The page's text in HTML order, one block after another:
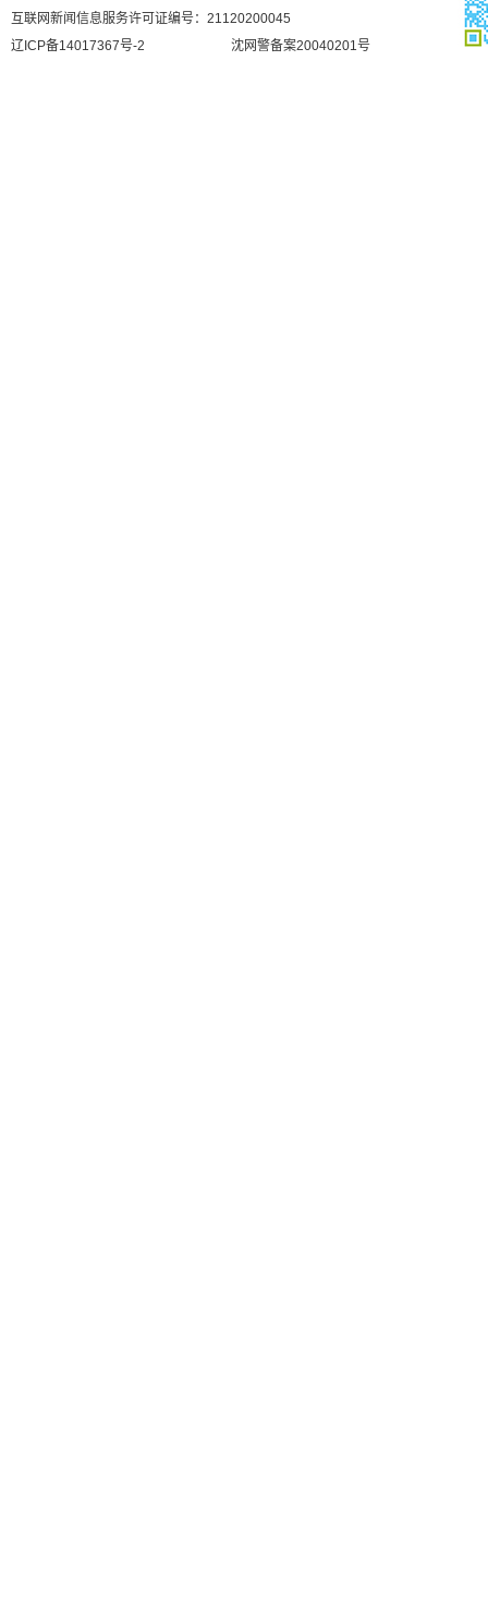
互联网新闻信息服务许可证编号：21120200045
辽ICP备14017367号-2
沈网警备案20040201号